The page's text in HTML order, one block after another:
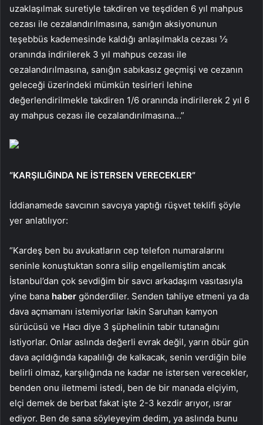
uzaklaşılmak suretiyle takdiren ve teşdiden 6 yıl mahpus
cezası ile cezalandırılmasına, sanığın aksiyonunun
teşebbüs kademesinde kaldığı anlaşılmakla cezası ½
oranında indirilerek 3 yıl mahpus cezası ile
cezalandırılmasına, sanığın sabıkasız geçmişi ve cezanın
geleceği üzerindeki mümkün tesirleri lehine
değerlendirilmekle takdiren 1/6 oranında indirilerek 2 yıl 6
ay mahpus cezası ile cezalandırılmasına…”
“KARŞILIĞINDA NE İSTERSEN VERECEKLER”
İddianamede savcının savcıya yaptığı rüşvet teklifi şöyle
yer anlatılıyor:
“Kardeş ben bu avukatların cep telefon numaralarını
seninle konuştuktan sonra silip engellemiştim ancak
İstanbul’dan çok sevdiğim bir savcı arkadaşım vasıtasıyla
yine bana haber gönderdiler. Senden tahliye etmeni ya da
dava açmamanı istemiyorlar lakin Saruhan kamyon
sürücüsü ve Hacı diye 3 şüphelinin tabir tutanağını
istiyorlar. Onlar aslında değerli evrak değil, yarın öbür gün
dava açıldığında kapalılığı de kalkacak, senin verdiğin bile
belirli olmaz, karşılığında ne kadar ne istersen verecekler,
benden onu iletmemi istedi, ben de bir manada elçiyim,
elçi demek de berbat fakat işte 2-3 kezdir arıyor, ısrar
ediyor. Ben de sana söyleyeyim dedim, ya aslında bunu